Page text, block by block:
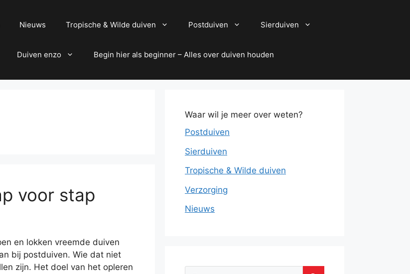
Nieuws Tropische & Wilde duiven Postduiven Sierduiven
Duiven enzo Begin hier als beginner – Alles over duiven houden
voor stap
en lokken vreemde duiven
bij postduiven. Wie dat niet
zijn. Het doel van het opleren
Waar wil je meer over weten?
Postduiven
Sierduiven
Tropische & Wilde duiven
Verzorging
Nieuws
Zoek